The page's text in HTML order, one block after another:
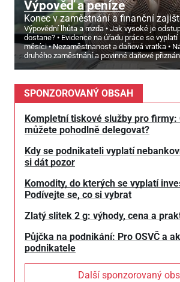
Výpověď a peníze
Konec v zaměstnání a finanční
Výpovědní lhůta a mzda
Jak vysoké je
dostane?
Evidence na úřadu práce se vyplatí
měsíci
Nezaměstnanost a daňová vratka
druhého zaměstnání a povinné daňové
SPONZOROVANÝ OBSAH
Kompletní tiskové služby pro firmy:
můžete pohodlně delegovat?
Kdy se podnikateli vyplatí
si dát pozor
Komodity, do kterých se vyplatí
Podívejte se, co si vybrat
Zlatý slitek 2 g: výhody, cena a
Půjčka na podnikání: Pro OSVČ a
podnikatele
Další sponzorovaný